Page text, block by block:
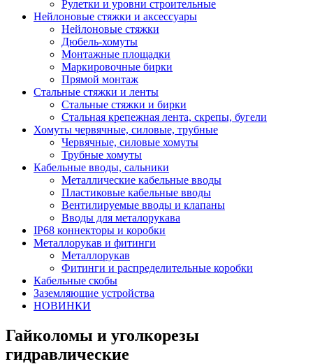
Рулетки и уровни строительные
Нейлоновые стяжки и аксессуары
Нейлоновые стяжки
Дюбель-хомуты
Монтажные площадки
Маркировочные бирки
Прямой монтаж
Стальные стяжки и ленты
Стальные стяжки и бирки
Стальная крепежная лента, скрепы, бугели
Хомуты червячные, силовые, трубные
Червячные, силовые хомуты
Трубные хомуты
Кабельные вводы, сальники
Металлические кабельные вводы
Пластиковые кабельные вводы
Вентилируемые вводы и клапаны
Вводы для металорукава
IP68 коннекторы и коробки
Металлорукав и фитинги
Металлорукав
Фитинги и распределительные коробки
Кабельные скобы
Заземляющие устройства
НОВИНКИ
Гайколомы и уголкорезы
гидравлические